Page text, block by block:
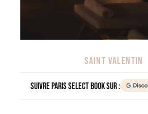
SAINT VALENTIN
Suivre Paris Select Book sur :